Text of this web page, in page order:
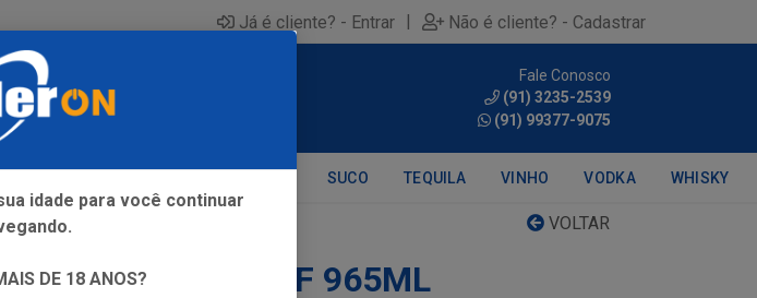
Já é cliente? - Entrar | Não é cliente? - Cadastrar
Fale Conosco
(91) 3235-2539
(91) 99377-9075
SUCO TEQUILA VINHO VODKA WHISKY
VOLTAR
VODKA ROSKOFF 965ML
idade para você continuar
DE 18 ANOS?